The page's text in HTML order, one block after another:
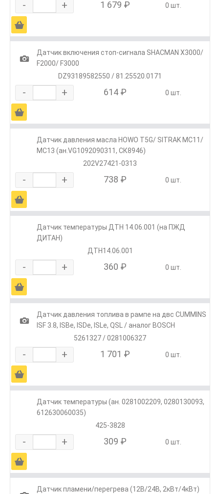
- + 1 679 ₽ 0 шт.
Ä
1
Датчик включения стоп-сигнала SHACMAN X3000/
F2000/ F3000
DZ93189582550 / 81.25520.0171
- + 614 ₽ 0 шт.
Ä
Датчик давления масла HOWO T5G/ SITRAK MC11/
MC13 (ан.VG1092090311, СК8946)
202V27421-0313
- + 738 ₽ 0 шт.
Ä
Датчик температуры ДТН 14.06.001 (на ПЖД
ДИТАН)
ДТН14.06.001
- + 360 ₽ 0 шт.
Ä
1
Датчик давления топлива в рампе на двс CUMMINS
ISF 3.8, ISBe, ISDe, ISLe, QSL / аналог BOSCH
5261327 / 0281006327
- + 1 701 ₽ 0 шт.
Ä
Датчик температуры (ан. 0281002209, 0280130093,
612630060035)
425-3828
- + 309 ₽ 0 шт.
Ä
Датчик пламени/перегрева (12В/24В, 2кВт/4кВт)